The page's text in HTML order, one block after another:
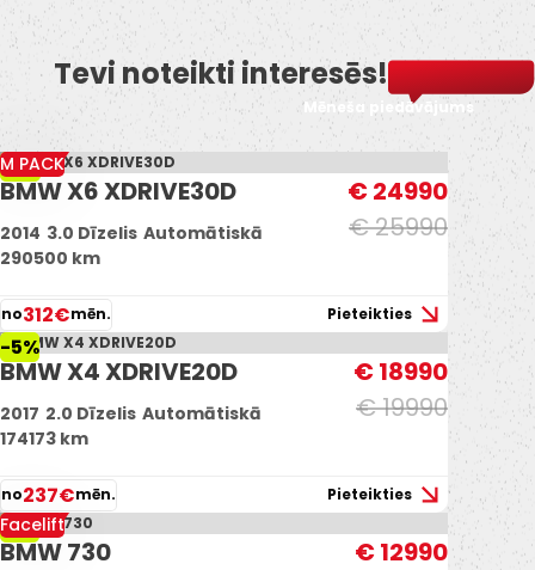
Tevi noteikti interesēs!
Mēneša piedāvājums
-4%
M PACK
BMW X6 XDRIVE30D
€ 25990
€ 24990
2014 3.0 Dīzelis Automātiskā
290500 km
no312€mēn. Pieteikties
-5%
BMW X4 XDRIVE20D
€ 19990
€ 18990
2017 2.0 Dīzelis Automātiskā
174173 km
no237€mēn. Pieteikties
-7%
Facelift
BMW 730
€ 12990